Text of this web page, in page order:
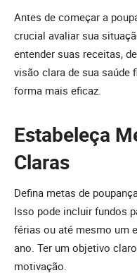
Antes de começar a
crucial avaliar sua
entender suas receitas,
visão clara de sua saúde
forma mais eficaz.
Estabeleça
Claras
Defina metas de
Isso pode incluir fundos
férias ou até mesmo um
ano. Ter um objetivo
motivação.